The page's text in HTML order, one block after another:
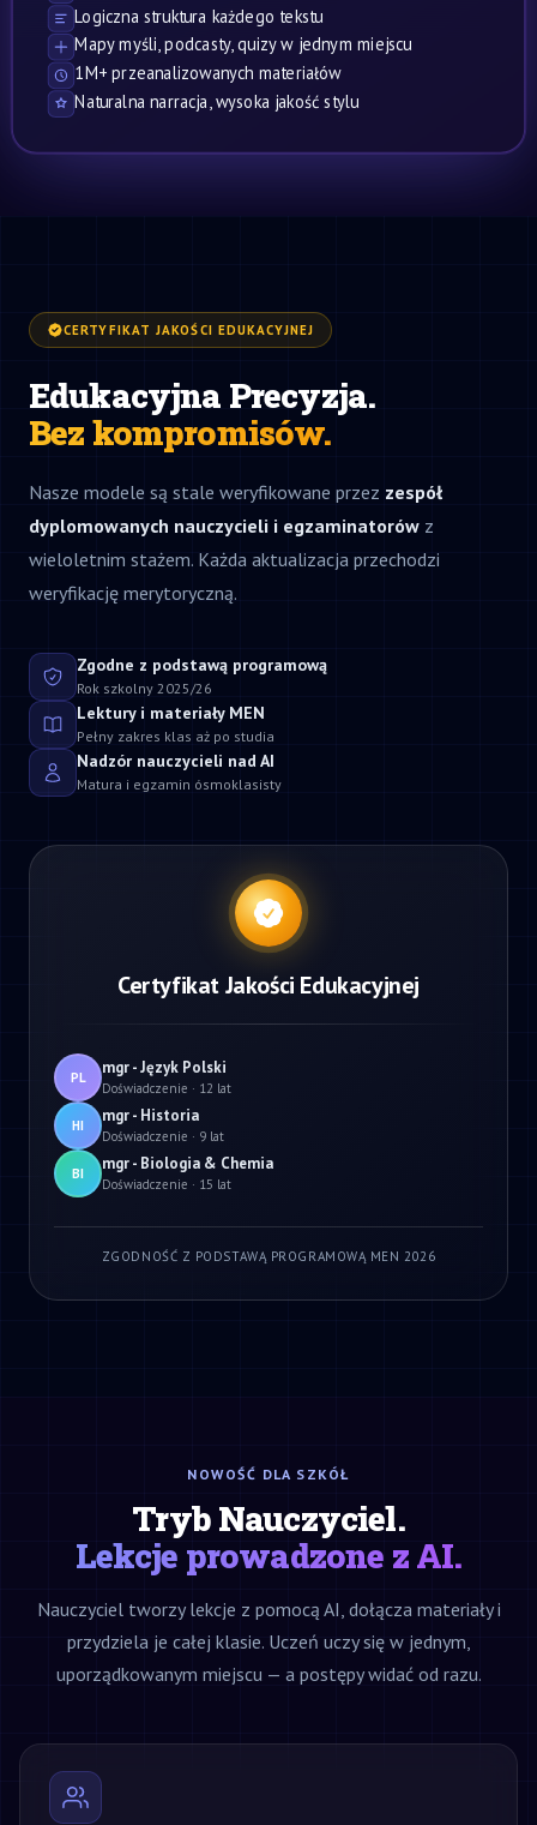
Logiczna struktura każdego tekstu
Mapy myśli, podcasty, quizy w jednym miejscu
1M+ przeanalizowanych materiałów
Naturalna narracja, wysoka jakość stylu
CERTYFIKAT JAKOŚCI EDUKACYJNEJ
Edukacyjna Precyzja.
Bez kompromisów.
Nasze modele są stale weryfikowane przez zespół
dyplomowanych nauczycieli i egzaminatorów z
wieloletnim stażem. Każda aktualizacja przechodzi
weryfikację merytoryczną.
Zgodne z podstawą programową
Rok szkolny 2025/26
Lektury i materiały MEN
Pełny zakres klas aż po studia
Nadzór nauczycieli nad AI
Matura i egzamin ósmoklasisty
Certyfikat Jakości Edukacyjnej
PL mgr - Język Polski
Doświadczenie · 12 lat
HI mgr - Historia
Doświadczenie · 9 lat
BI mgr - Biologia & Chemia
Doświadczenie · 15 lat
ZGODNOŚĆ Z PODSTAWĄ PROGRAMOWĄ MEN 2026
NOWOŚĆ DLA SZKÓŁ
Tryb Nauczyciel.
Lekcje prowadzone z AI.
Nauczyciel tworzy lekcje z pomocą AI, dołącza materiały i
przydziela je całej klasie. Uczeń uczy się w jednym,
uporządkowanym miejscu — a postępy widać od razu.